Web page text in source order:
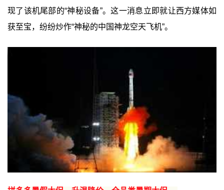
现了该机尾部的“神秘设备”。这一消息立即就让西方媒体如
获至宝，纷纷炒作“神秘的中国神龙空天飞机”。